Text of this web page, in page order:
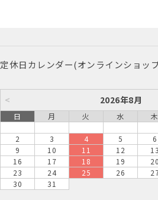
定休日カレンダー(オンラインショッ
< 2026年8月
日 月 火 水 木
2
3 4 5 6
9
10 11 12 13
16
17 18 19 20
23
24 25 26
30
31